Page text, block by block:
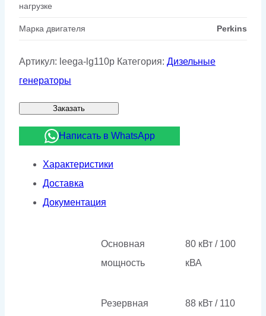
нагрузке
Марка двигателя Perkins
Артикул: leega-lg110p Категория: Дизельные
генераторы
Заказать
Написать в WhatsApp
Характеристики
Доставка
Документация
Основная
мощность
80 кВт / 100
кВА
Резервная
88 кВт / 110